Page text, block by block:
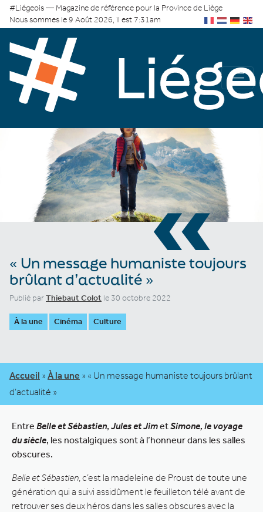
#Liégeois — Magazine de référence pour la Province de Liège
Nous sommes le 9 Août 2026, il est 7:31am
«
« Un message humaniste toujours
brûlant d’actualité »
Publié parThiebaut Colot le 30 octobre 2022
À la une Cinéma Culture
Accueil » À la une » « Un message humaniste toujours brûlant
d’actualité »
Entre Belle et Sébastien, Jules et JimetSimone, le voyage
du siècle, les nostalgiques sont à l’honneur dans les salles
obscures.
Belle et Sébastien , c’est la madeleine de Proust de toute une
génération qui a suivi assidûment le feuilleton télé avant de
retrouver ses deux héros dans les salles obscures avec la